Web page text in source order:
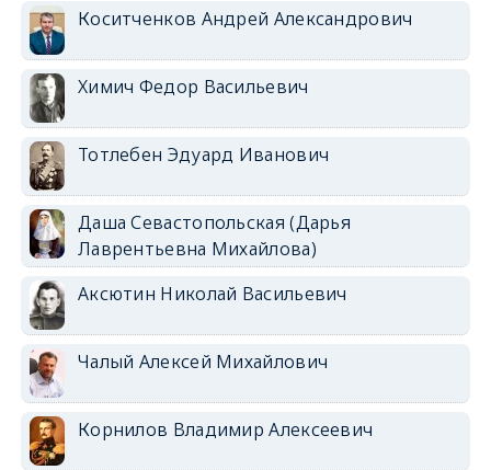
Коситченков Андрей Александрович
Химич Федор Васильевич
Тотлебен Эдуард Иванович
Даша Севастопольская (Дарья
Лаврентьевна Михайлова)
Аксютин Николай Васильевич
Чалый Алексей Михайлович
Корнилов Владимир Алексеевич